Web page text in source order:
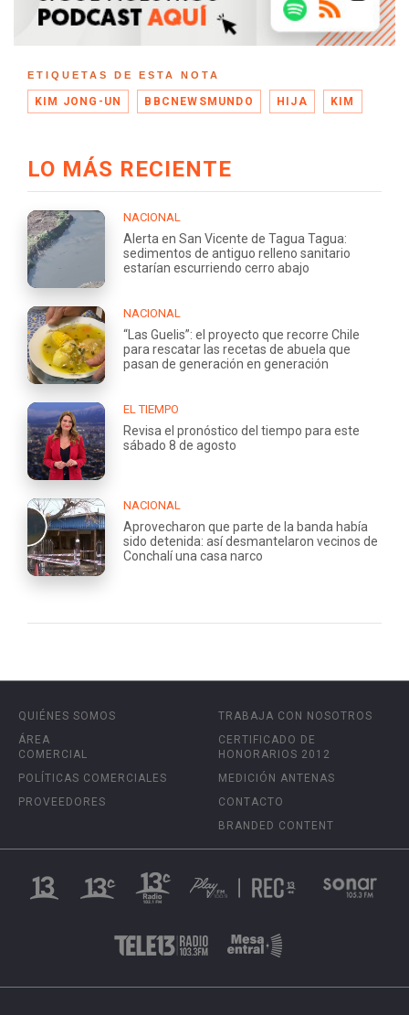
ETIQUETAS DE ESTA NOTA
KIM JONG-UN BBCNEWSMUNDO HIJA KIM
LO MÁS RECIENTE
NACIONAL
Alerta en San Vicente de Tagua Tagua:
sedimentos de antiguo relleno sanitario
estarían escurriendo cerro abajo
NACIONAL
“Las Guelis”: el proyecto que recorre Chile
para rescatar las recetas de abuela que
pasan de generación en generación
EL TIEMPO
Revisa el pronóstico del tiempo para este
sábado 8 de agosto
NACIONAL
Aprovecharon que parte de la banda había
sido detenida: así desmantelaron vecinos de
Conchalí una casa narco
QUIÉNES SOMOS
ÁREA
COMERCIAL
POLÍTICAS COMERCIALES
PROVEEDORES
TRABAJA CON NOSOTROS
CERTIFICADO DE
HONORARIOS 2012
MEDICIÓN ANTENAS
CONTACTO
BRANDED CONTENT